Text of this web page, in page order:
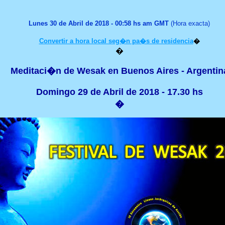
Lunes 30 de Abril de 2018 - 00:58 hs am GMT (Hora exacta)
Convertir a hora local seg�n pa�s de residencia�
�
Meditaci�n de Wesak en Buenos Aires -
Domingo 29 de Abril de 2018 - 17.30 hs
�